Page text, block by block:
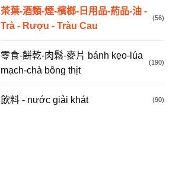
茶葉-酒類-煙-檳榔-日用品-葯品-油 -
Trà - Rượu - Tràu Cau
(56)
零食-餅乾-肉鬆-麥片 bánh kẹo-lúa
mạch-chà bông thịt
(190)
飲料 - nước giải khát (90)